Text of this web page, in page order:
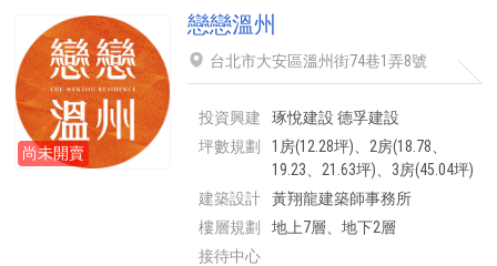
尚未開賣
戀戀溫州
台北市大安區溫州街74巷1弄8號
投資興建
琢悅建設 德孚建設
坪數規劃
1房(12.28坪)、2房(18.78、
19.23、21.63坪)、3房(45.04坪)
建築設計
黃翔龍建築師事務所
樓層規劃
地上7層、地下2層
接待中心